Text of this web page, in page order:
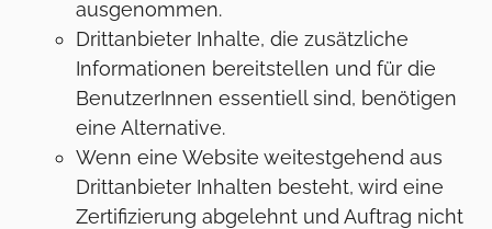
ausgenommen.
Drittanbieter Inhalte, die zusätzliche
Informationen bereitstellen und für die
BenutzerInnen essentiell sind, benötigen
eine Alternative.
Wenn eine Website weitestgehend aus
Drittanbieter Inhalten besteht, wird eine
Zertifizierung abgelehnt und Auftrag nicht